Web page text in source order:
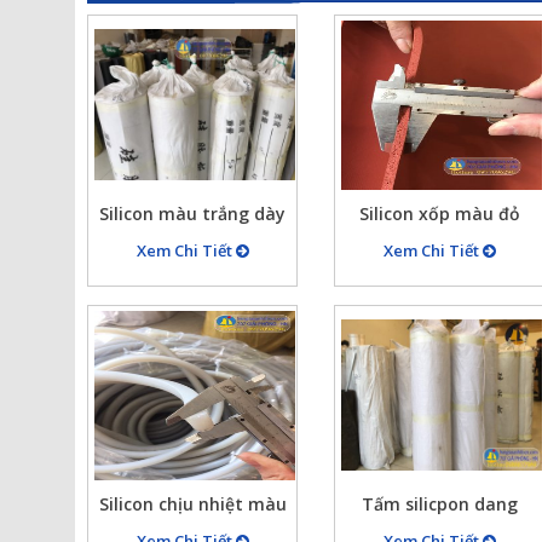
Silicon màu trắng dày
10mm, khổ rộng 1 mét,
silicon chịu nhiệt
Xem Chi Tiết
Silicon xốp màu đỏ
chịu nhiệt dày 5mm,
khổ rộng 1m
Xem Chi Tiết
Silicon chịu nhiệt màu
Tấm silicpon dang